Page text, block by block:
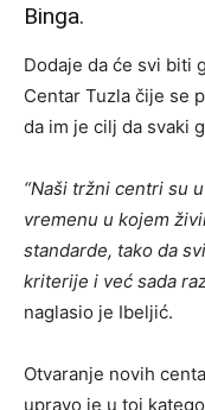
Binga.
Dodaje da će svi biti
Centar Tuzla čije se
da im je cilj da svaki
“Naši tržni centri su
vremenu u kojem
standarde, tako da
kriterije i već sada
naglasio je Ibeljić.
Otvaranje novih
upravo je u toj